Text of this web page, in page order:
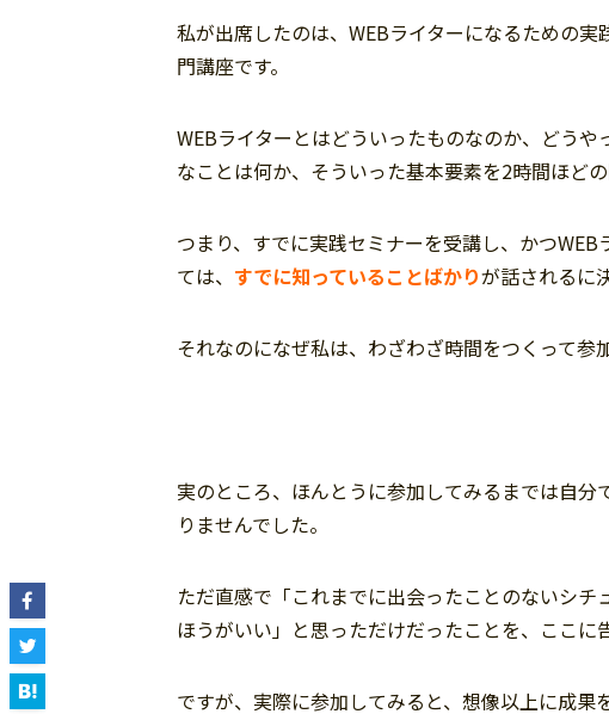
私が出席したのは、WEBライターになるための
門講座です。
WEBライターとはどういったものなのか、どう
なことは何か、そういった基本要素を2時間ほど
つまり、すでに実践セミナーを受講し、かつ
ては、 すでに知っていることばかりが話されるに
それなのになぜ私は、わざわざ時間をつくって参
実のところ、ほんとうに参加してみるまでは自
りませんでした。
ただ直感で「これまでに出会ったことのないシ
ほうがいい」と思っただけだったことを、ここに
ですが、実際に参加してみると、想像以上に成果